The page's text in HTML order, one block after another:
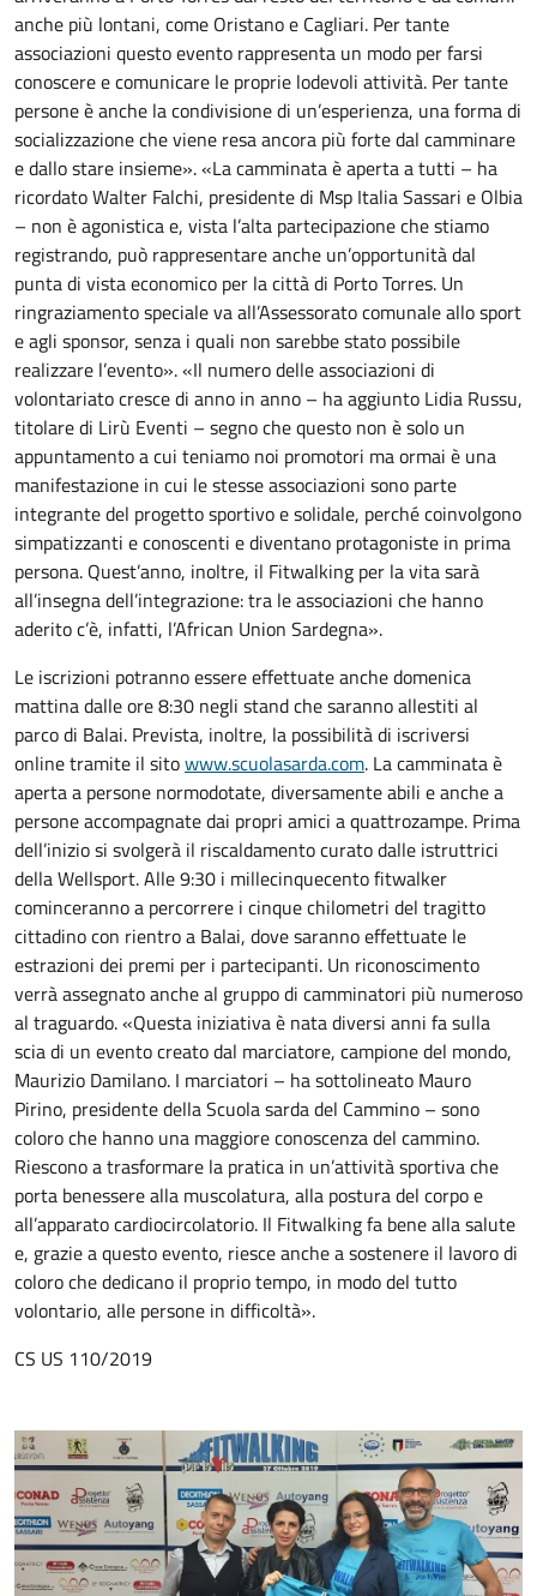
anche più lontani, come Oristano e Cagliari. Per tante
associazioni questo evento rappresenta un modo per farsi
conoscere e comunicare le proprie lodevoli attività. Per tante
persone è anche la condivisione di un’esperienza, una forma di
socializzazione che viene resa ancora più forte dal camminare
e dallo stare insieme». «La camminata è aperta a tutti – ha
ricordato Walter Falchi, presidente di Msp Italia Sassari e Olbia
– non è agonistica e, vista l’alta partecipazione che stiamo
registrando, può rappresentare anche un’opportunità dal
punta di vista economico per la città di Porto Torres. Un
ringraziamento speciale va all’Assessorato comunale allo sport
e agli sponsor, senza i quali non sarebbe stato possibile
realizzare l’evento». «Il numero delle associazioni di
volontariato cresce di anno in anno – ha aggiunto Lidia Russu,
titolare di Lirù Eventi – segno che questo non è solo un
appuntamento a cui teniamo noi promotori ma ormai è una
manifestazione in cui le stesse associazioni sono parte
integrante del progetto sportivo e solidale, perché coinvolgono
simpatizzanti e conoscenti e diventano protagoniste in prima
persona. Quest’anno, inoltre, il Fitwalking per la vita sarà
all’insegna dell’integrazione: tra le associazioni che hanno
aderito c’è, infatti, l’African Union Sardegna».
Le iscrizioni potranno essere effettuate anche domenica
mattina dalle ore 8:30 negli stand che saranno allestiti al
parco di Balai. Prevista, inoltre, la possibilità di iscriversi
online tramite il sitowww.scuolasarda.com. La camminata è
aperta a persone normodotate, diversamente abili e anche a
persone accompagnate dai propri amici a quattrozampe. Prima
dell’inizio si svolgerà il riscaldamento curato dalle istruttrici
della Wellsport. Alle 9:30 i millecinquecento fitwalker
cominceranno a percorrere i cinque chilometri del tragitto
cittadino con rientro a Balai, dove saranno effettuate le
estrazioni dei premi per i partecipanti. Un riconoscimento
verrà assegnato anche al gruppo di camminatori più numeroso
al traguardo. «Questa iniziativa è nata diversi anni fa sulla
scia di un evento creato dal marciatore, campione del mondo,
Maurizio Damilano. I marciatori – ha sottolineato Mauro
Pirino, presidente della Scuola sarda del Cammino – sono
coloro che hanno una maggiore conoscenza del cammino.
Riescono a trasformare la pratica in un’attività sportiva che
porta benessere alla muscolatura, alla postura del corpo e
all’apparato cardiocircolatorio. Il Fitwalking fa bene alla salute
e, grazie a questo evento, riesce anche a sostenere il lavoro di
coloro che dedicano il proprio tempo, in modo del tutto
volontario, alle persone in difficoltà».
CS US 110/2019